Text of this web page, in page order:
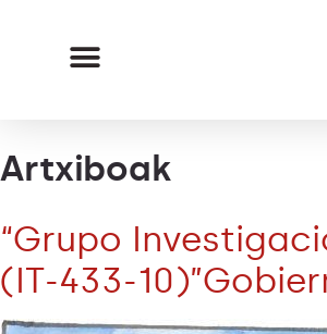
Artxiboak
“Grupo
(IT-433-